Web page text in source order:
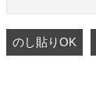
のし貼りOK